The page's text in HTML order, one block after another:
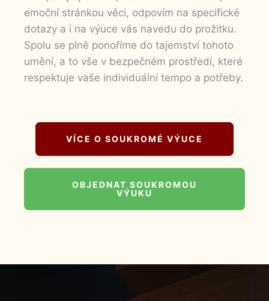
emoční stránkou věci, odpovím na specifické
dotazy a i na výuce vás navedu do prožitku.
Spolu se plně ponoříme do tajemství tohoto
umění, a to vše v bezpečném prostředí, které
respektuje vaše individuální tempo a potřeby.
VÍCE O SOUKROMÉ VÝUCE
OBJEDNAT SOUKROMOU
VÝUKU
zájmů a chování
při návštěvě
našich stránek
zvyšujete šanci na
zobrazení
personalizovaného
obsahu a nabídek.